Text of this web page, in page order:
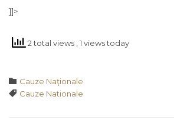
]]>
2 total views , 1 views today
 Category
Cauze Naţionale
 Tags
Cauze Nationale